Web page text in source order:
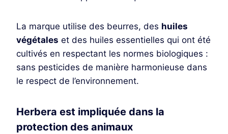
La marque utilise des beurres, des huiles
végétales et des huiles essentielles qui ont été
cultivés en respectant les normes biologiques :
sans pesticides de manière harmonieuse dans
le respect de l’environnement.
Herbera est impliquée dans la
protection des animaux